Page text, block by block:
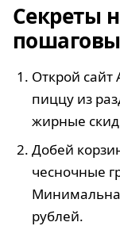
Секреты
Открой сайт
пиццу из
жирные
Добей
чесночные
рублей.